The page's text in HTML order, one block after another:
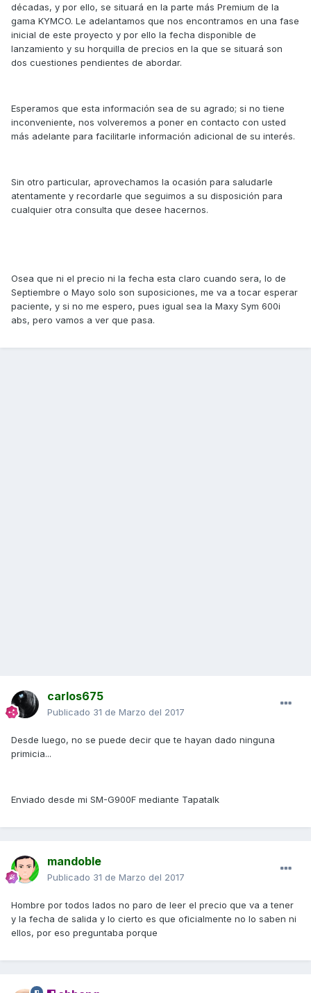
décadas, y por ello, se situará en la parte más Premium de la
gama KYMCO. Le adelantamos que nos encontramos en una fase
inicial de este proyecto y por ello la fecha disponible de
lanzamiento y su horquilla de precios en la que se situará son
dos cuestiones pendientes de abordar.
Esperamos que esta información sea de su agrado; si no tiene
inconveniente, nos volveremos a poner en contacto con usted
más adelante para facilitarle información adicional de su interés.
Sin otro particular, aprovechamos la ocasión para saludarle
atentamente y recordarle que seguimos a su disposición para
cualquier otra consulta que desee hacernos.
Osea que ni el precio ni la fecha esta claro cuando sera, lo de
Septiembre o Mayo solo son suposiciones, me va a tocar esperar
paciente, y si no me espero, pues igual sea la Maxy Sym 600i
abs, pero vamos a ver que pasa.
carlos675
Publicado 31 de Marzo del 2017
Desde luego, no se puede decir que te hayan dado ninguna
primicia...
Enviado desde mi SM-G900F mediante Tapatalk
mandoble
Publicado 31 de Marzo del 2017
Hombre por todos lados no paro de leer el precio que va a tener
y la fecha de salida y lo cierto es que oficialmente no lo saben ni
ellos, por eso preguntaba porque